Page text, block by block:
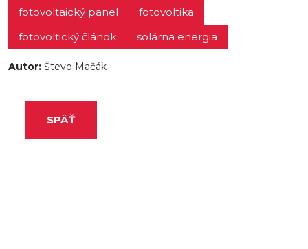
fotovoltaický panel
fotovoltika
fotovoltický článok
solárna energia
Autor: Števo Mačák
SPÄŤ